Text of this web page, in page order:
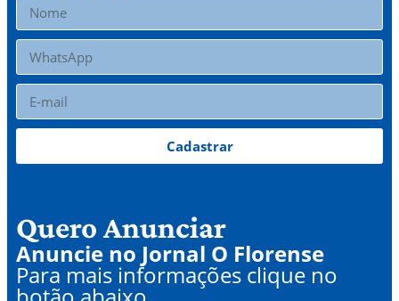
Cadastrar
Quero Anunciar
Anuncie no Jornal O Florense
Para mais informações clique no